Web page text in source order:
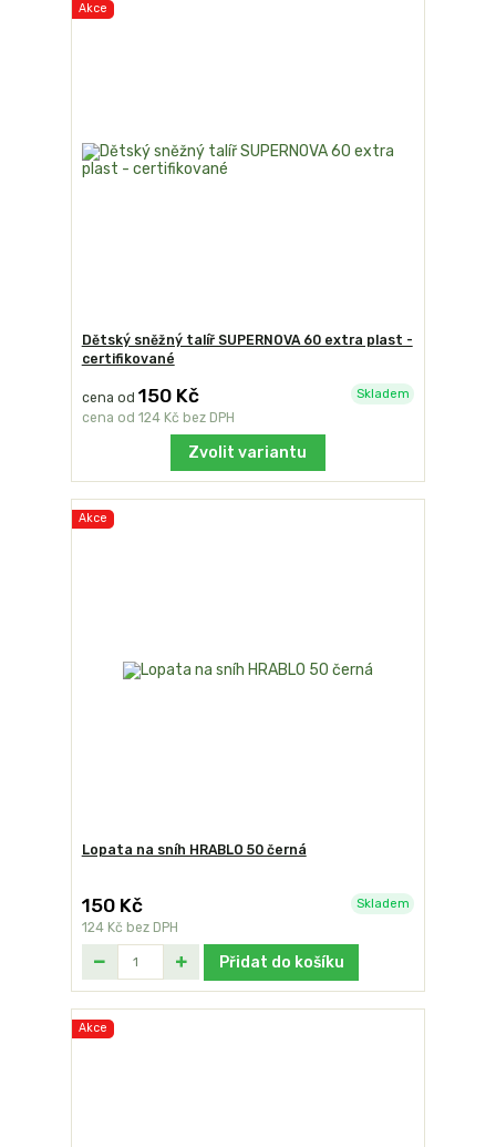
Akce
Dětský sněžný talíř SUPERNOVA 60 extra plast -
certifikované
cena od 150 Kč
cena od 124 Kč bez DPH
Skladem
Zvolit variantu
Akce
Lopata na sníh HRABLO 50 černá
150 Kč
124 Kč bez DPH
Skladem
Přidat do košíku
Akce